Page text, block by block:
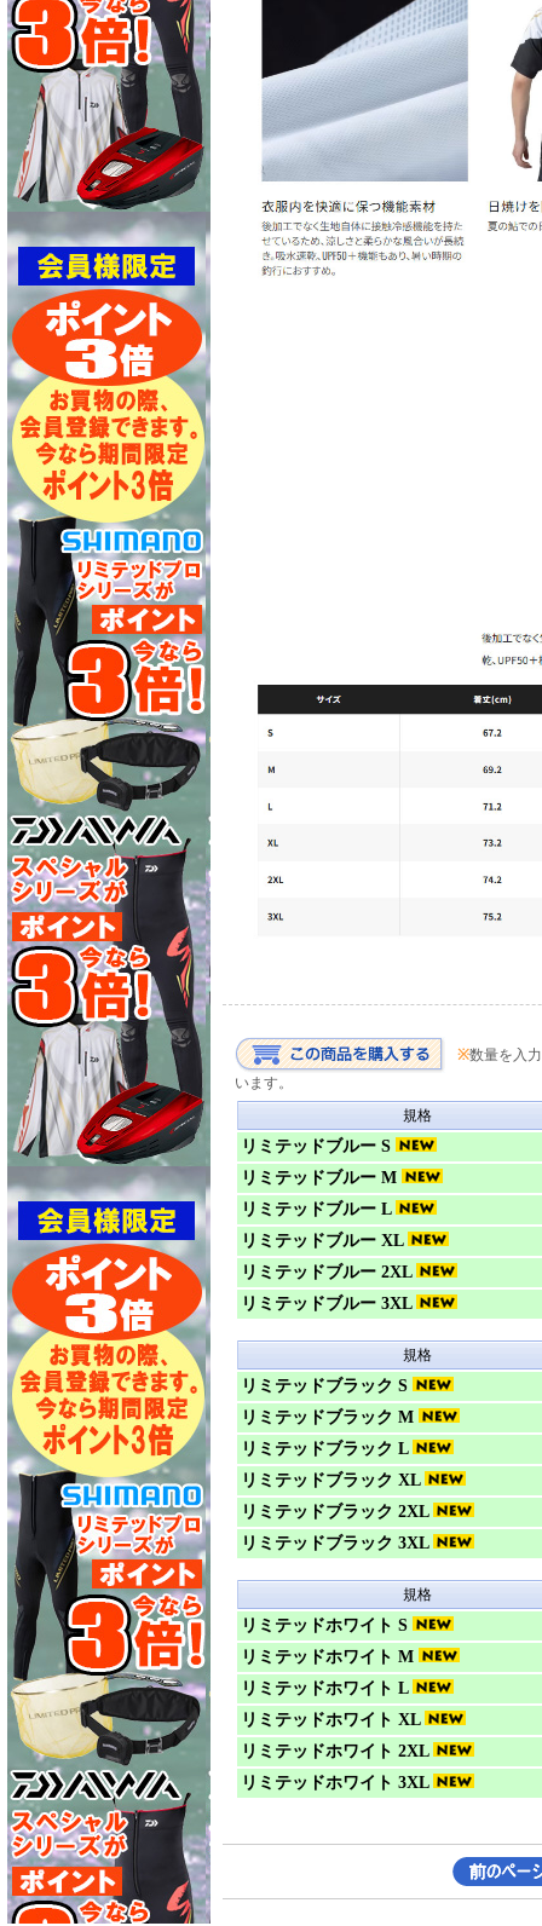
※数量を入
います。
規格
リミテッドブルー S
リミテッドブルー M
リミテッドブルー L
リミテッドブルー XL
リミテッドブルー 2XL
リミテッドブルー 3XL
規格
リミテッドブラック S
リミテッドブラック M
リミテッドブラック L
リミテッドブラック XL
リミテッドブラック 2XL
リミテッドブラック 3XL
規格
リミテッドホワイト S
リミテッドホワイト M
リミテッドホワイト L
リミテッドホワイト XL
リミテッドホワイト 2XL
リミテッドホワイト 3XL